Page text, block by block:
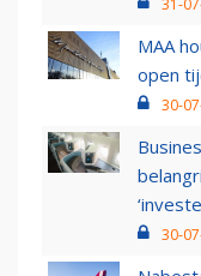
31-
MAA
open
30-
30-